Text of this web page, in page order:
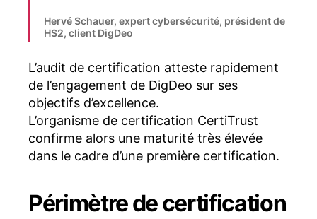
Hervé Schauer, expert cybersécurité, président de
HS2, client DigDeo
L’audit de certification atteste rapidement
de l’engagement de DigDeo sur ses
objectifs d’excellence.
L’organisme de certification CertiTrust
confirme alors une maturité très élevée
dans le cadre d’une première certification.
Périmètre de certification